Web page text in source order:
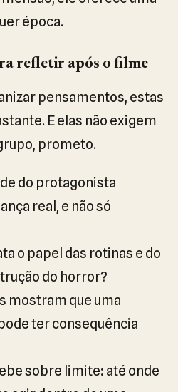
época.
refletir após o filme
pensamentos, estas
E elas não exigem
prometo.
do protagonista
real, e não só
o papel das rotinas e do
do horror?
mostram que uma
ter consequência
sobre limite: até onde